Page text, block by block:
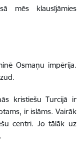
mēs klausījāmies
Osmaņu impērija.
kristiešu Turcijā ir
ir islāms. Vairāk
centri. Jo tālāk uz